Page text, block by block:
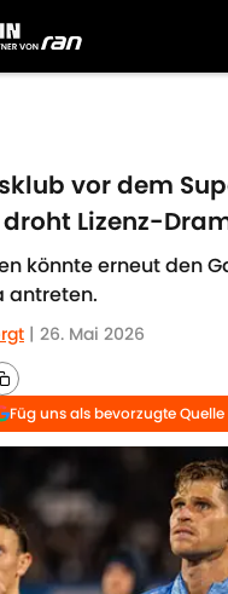
vor dem
Lizenz-
könnte erneut den
antreten.
| 26. Mai 2026
Füg uns als bevorzugte